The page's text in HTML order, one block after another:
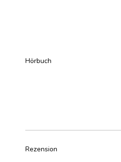
Hörbuch
Rezension